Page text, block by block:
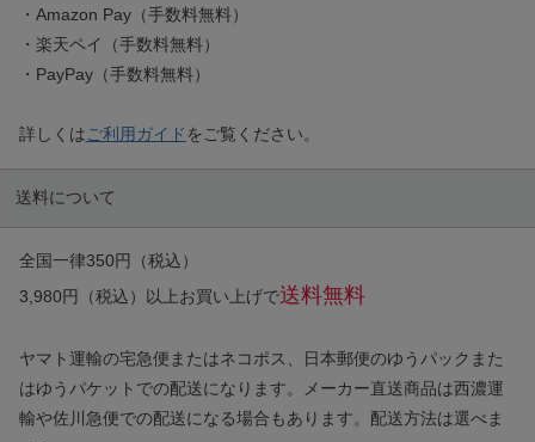
・Amazon Pay（手数料無料）
・楽天ペイ（手数料無料）
・PayPay（手数料無料）
詳しくはご利用ガイド をご覧ください。
送料について
全国一律350円（税込）
3,980円（税込）以上お買い上げで送料無料
ヤマト運輸の宅急便またはネコポス、日本郵便のゆうパックまた
はゆうパケットでの配送になります。メーカー直送商品は西濃運
輸や佐川急便での配送になる場合もあります。配送方法は選べま